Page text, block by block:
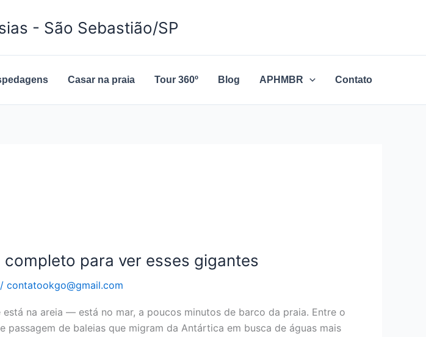
- São Sebastião/SP
Casar na praia Tour 360º Blog APHMBR Contato
para ver esses gigantes
/ contatookgo@gmail.com
na areia — está no mar, a poucos minutos de barco da praia. Entre o
de baleias que migram da Antártica em busca de águas mais